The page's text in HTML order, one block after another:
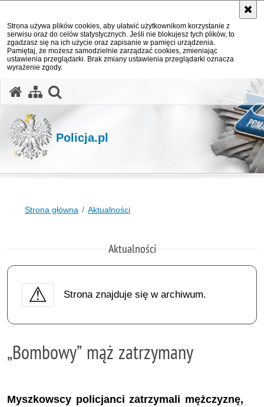
Strona używa plików cookies, aby ułatwić użytkownikom korzystanie z
serwisu oraz do celów statystycznych. Jeśli nie blokujesz tych plików, to
zgadzasz się na ich użycie oraz zapisanie w pamięci urządzenia.
Pamiętaj, że możesz samodzielnie zarządzać cookies, zmieniając
ustawienia przeglądarki. Brak zmiany ustawienia przeglądarki oznacza
wyrażenie zgody.
Policja.pl
Strona główna Aktualności
Aktualności
Strona znajduje się w archiwum.
„Bombowy” mąż zatrzymany
Myszkowscy policjanci zatrzymali mężczyznę,